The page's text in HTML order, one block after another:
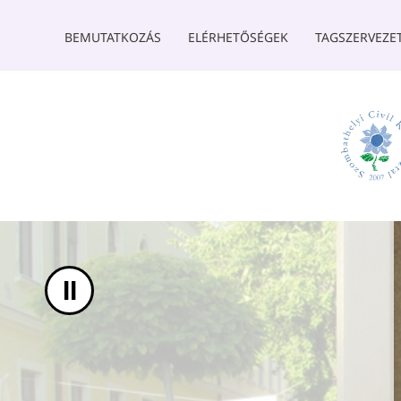
BEMUTATKOZÁS ELÉRHETŐSÉGEK
II